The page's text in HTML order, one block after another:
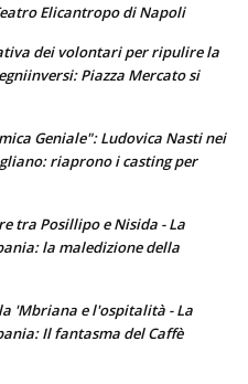
Elicantropo di Napoli
dei volontari per ripulire la
Piazza Mercato si
Geniale": Ludovica Nasti nei
riaprono i casting per
tra Posillipo e Nisida - La
la maledizione della
'Mbriana e l'ospitalità - La
Il fantasma del Caffè